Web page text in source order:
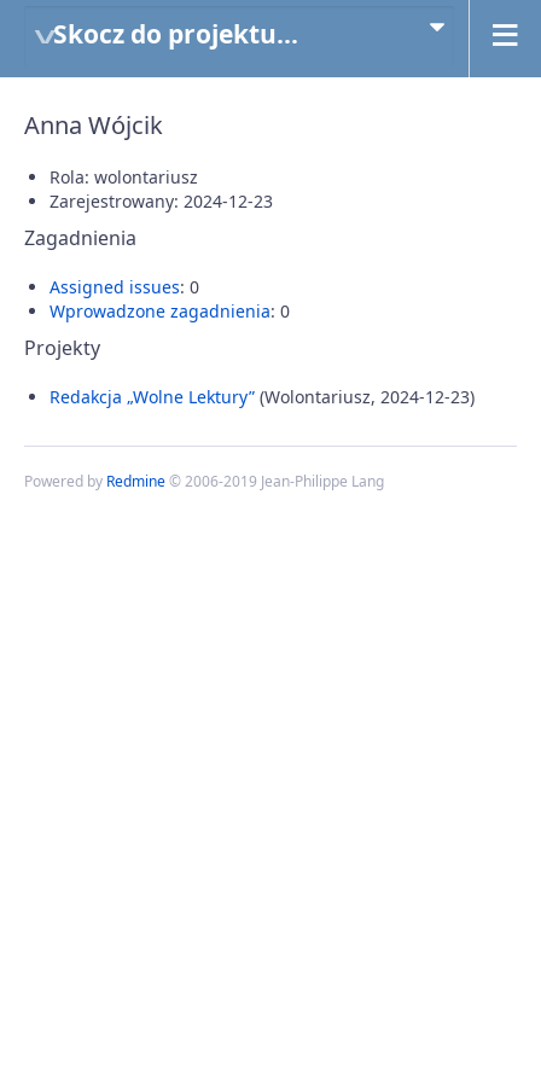
Skocz do projektu...
Anna Wójcik
Rola: wolontariusz
Zarejestrowany: 2024-12-23
Zagadnienia
Assigned issues: 0
Wprowadzone zagadnienia: 0
Projekty
Redakcja „Wolne Lektury” (Wolontariusz, 2024-12-23)
Powered by Redmine© 2006-2019 Jean-Philippe Lang